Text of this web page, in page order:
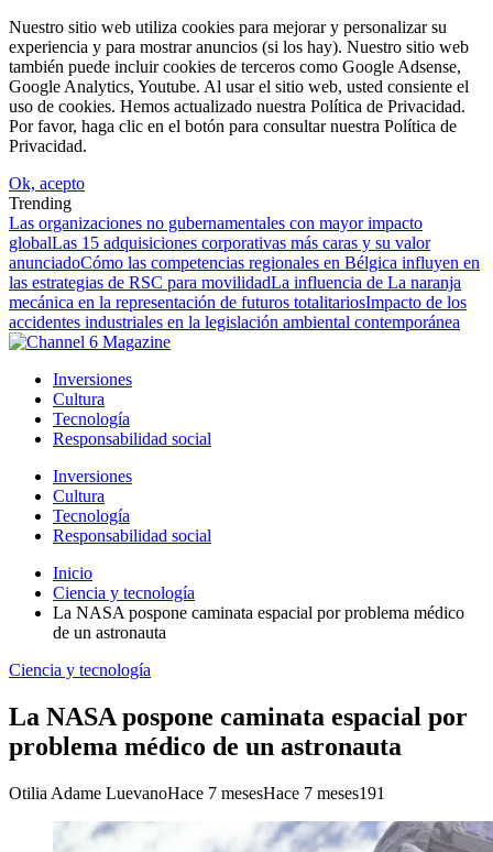
Nuestro sitio web utiliza cookies para mejorar y personalizar su
experiencia y para mostrar anuncios (si los hay). Nuestro sitio web
también puede incluir cookies de terceros como Google Adsense,
Google Analytics, Youtube. Al usar el sitio web, usted consiente el
uso de cookies. Hemos actualizado nuestra Política de Privacidad.
Por favor, haga clic en el botón para consultar nuestra Política de
Privacidad.
Ok, acepto
Trending
Las organizaciones no gubernamentales con mayor impacto
globalLas 15 adquisiciones corporativas más caras y su valor
anunciadoCómo las competencias regionales en Bélgica influyen en
las estrategias de RSC para movilidadLa influencia de La naranja
mecánica en la representación de futuros totalitariosImpacto de los
accidentes industriales en la legislación ambiental contemporánea
Inversiones
Cultura
Tecnología
Responsabilidad social
Inversiones
Cultura
Tecnología
Responsabilidad social
Inicio
Ciencia y tecnología
La NASA pospone caminata espacial por problema médico
de un astronauta
Ciencia y tecnología
La NASA pospone caminata espacial por
problema médico de un astronauta
Otilia Adame LuevanoHace 7 mesesHace 7 meses191